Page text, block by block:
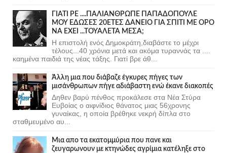
ΓΙΑΤΙ ΡΕ ....ΠΑΛΙΑΝΘΡΩΠΕ ΠΑΠΑΔΟΠΟΥΛΕ
ΜΟΥ ΕΔΩΣΕΣ 20ΕΤΕΣ ΔΑΝΕΙΟ ΓΙΑ ΣΠΙΤΙ ΜΕ ΟΡΟ
ΝΑ ΕΧΕΙ ...ΤΟΥΑΛΕΤΑ ΜΕΣΑ;
Η επιστολή ενός Δημοκράτη,διαβάστε το μέχρι
τέλους...40 χρόνια μετά και ακόμα τυραννάς τα ....
καημένα παιδιά της νέας τάξης. Γιατί βρε άθ...
Άλλη μια που διάβαζε έγκυρες πήγες των
μισάνθρωπων πήγε αδιάβαστη ενώ έκανε διακοπές
Δηθεν βαρύ πένθος προκάλεσε στα Νέα Στύρα
Ευβοίας ο αιφνίδιος θάνατος μιας 56χρονης
γυναίκας, η οποία βρέθηκε νεκρή δίπλα στο
σταθμευμένο αυ...
Μια απο τα εκατομμύρια που πανε και
ζευγαρωνουν με κτηνώδες αγρίμια κατέληξε στο